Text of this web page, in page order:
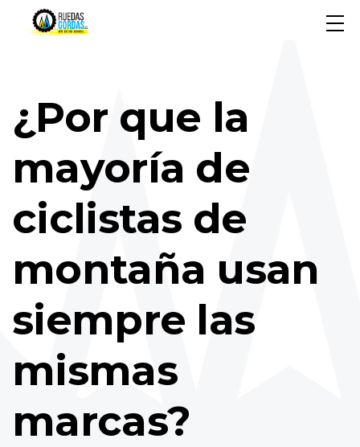
¿Por que la
mayoría de
ciclistas de
montaña usan
siempre las
mismas
marcas?